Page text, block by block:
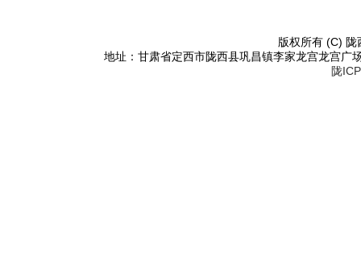
版权所有 (C)
地址：甘肃省定西市陇西县巩昌镇李家龙宫龙宫
陇